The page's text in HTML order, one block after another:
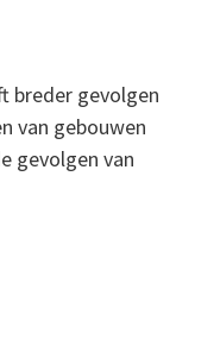
breder gevolgen
van gebouwen
gevolgen van